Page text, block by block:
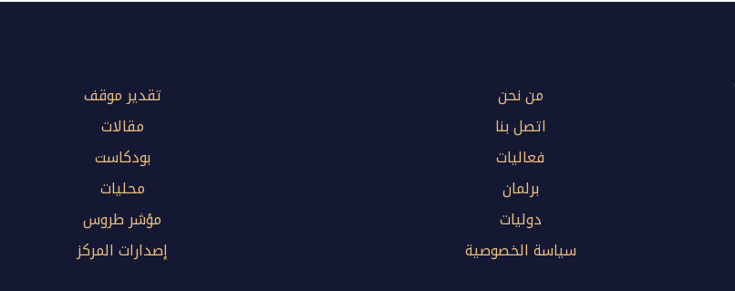
من نحن
اتصل بنا
فعاليات
برلمان
دوليات
سياسة الخصوصية
تقدير موقف
مقالات
بودكاست
محليات
مؤشر طروس
إصدارات المركز